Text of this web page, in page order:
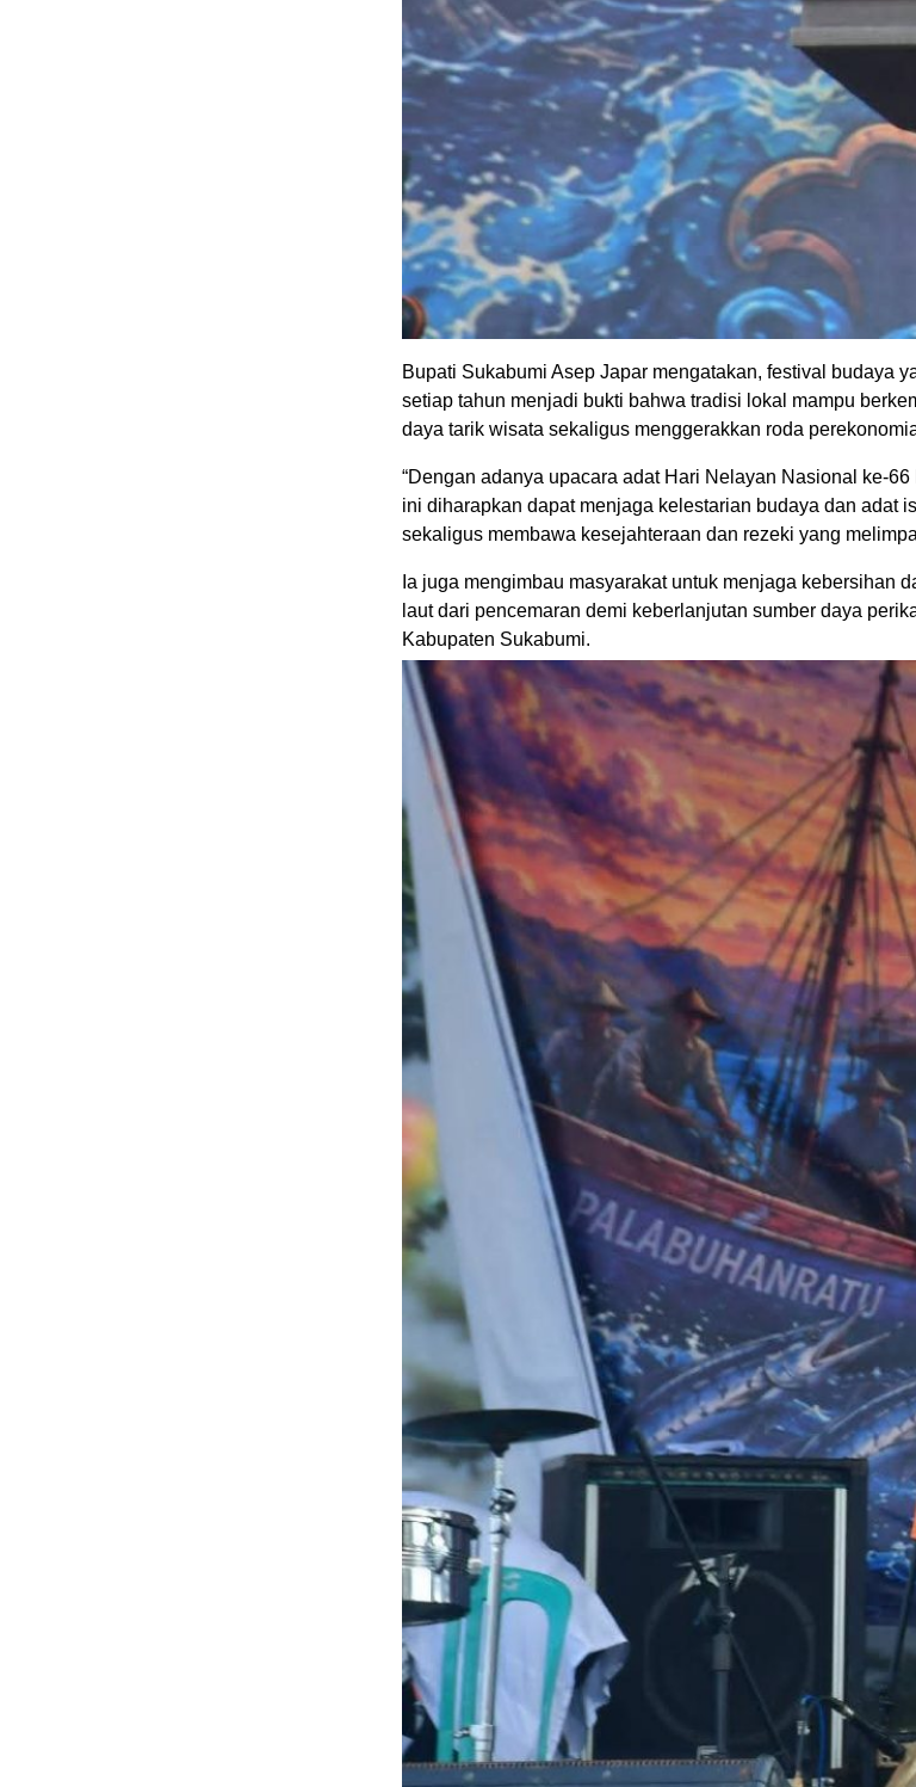
Bupati Sukabumi Asep Japar mengatakan, festival budaya
setiap tahun menjadi bukti bahwa tradisi lokal mampu
daya tarik wisata sekaligus menggerakkan roda
“Dengan adanya upacara adat Hari Nelayan Nasional ke-
ini diharapkan dapat menjaga kelestarian budaya dan adat
sekaligus membawa kesejahteraan dan rezeki yang
Ia juga mengimbau masyarakat untuk menjaga kebersihan
laut dari pencemaran demi keberlanjutan sumber daya
Kabupaten Sukabumi.